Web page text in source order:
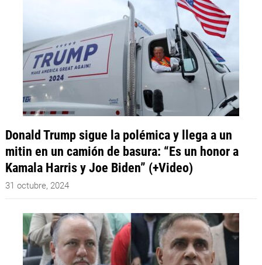
Donald Trump sigue la polémica y llega a un
mitin en un camión de basura: “Es un honor a
Kamala Harris y Joe Biden” (+Video)
31 octubre, 2024